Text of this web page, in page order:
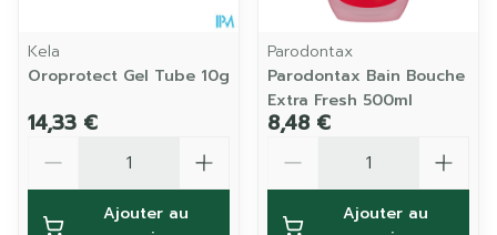
Kela
Oroprotect Gel Tube 10g
14,33 €
Ajouter au
Parodontax
Parodontax Bain Bouche
Extra Fresh 500ml
8,48 €
Ajouter au